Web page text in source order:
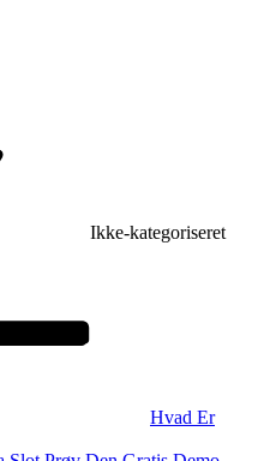
Ikke-kategoriseret
Hvad Er